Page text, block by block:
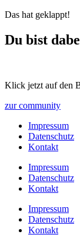
Das hat geklappt!
Du bist
Klick jetzt auf den
zur community
Impressum
Datenschutz
Kontakt
Impressum
Datenschutz
Kontakt
Impressum
Datenschutz
Kontakt